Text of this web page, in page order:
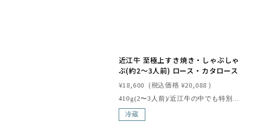
近江牛 至極上すき焼き・しゃぶしゃ
ぶ(約2〜3人前) ロース・カタロース
¥18,600 (税込価格 ¥20,088 )
冷蔵